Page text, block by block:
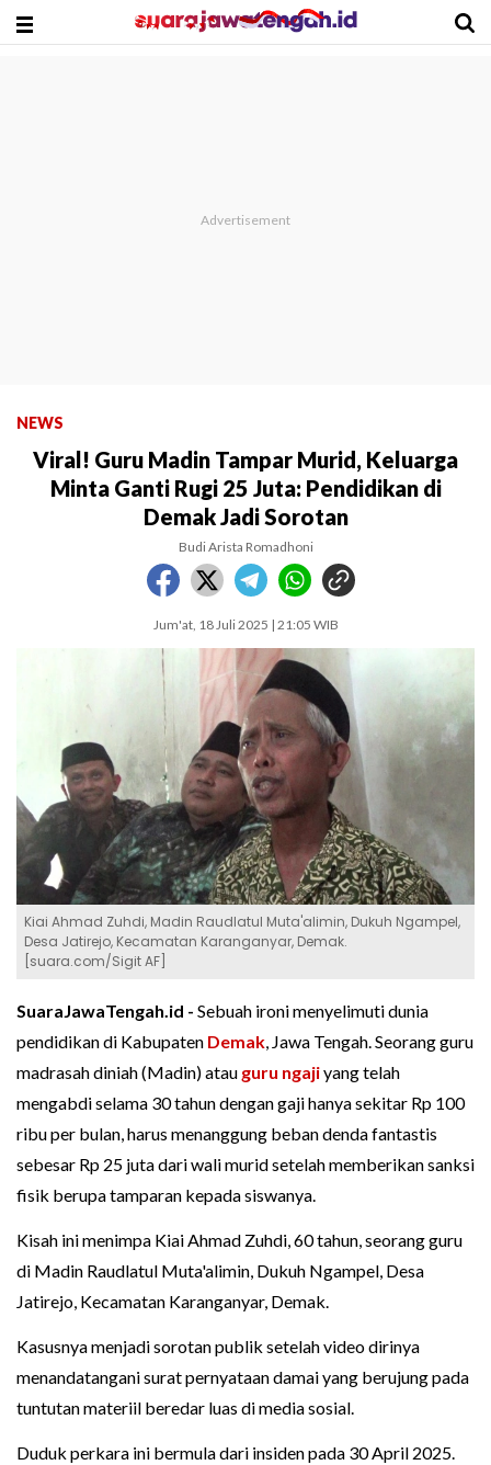
NEWS
Viral! Guru Madin Tampar Murid, Keluarga
Minta Ganti Rugi 25 Juta: Pendidikan di
Demak Jadi Sorotan
Budi Arista Romadhoni
Jum'at, 18 Juli 2025 | 21:05 WIB
Kiai Ahmad Zuhdi, Madin Raudlatul Muta'alimin, Dukuh Ngampel,
Desa Jatirejo, Kecamatan Karanganyar, Demak.
[suara.com/Sigit AF]
SuaraJawaTengah.id - Sebuah ironi menyelimuti dunia
pendidikan di Kabupaten Demak, Jawa Tengah. Seorang guru
madrasah diniah (Madin) atau guru ngajiyang telah
mengabdi selama 30 tahun dengan gaji hanya sekitar Rp 100
ribu per bulan, harus menanggung beban denda fantastis
sebesar Rp 25 juta dari wali murid setelah memberikan sanksi
fisik berupa tamparan kepada siswanya.
Kisah ini menimpa Kiai Ahmad Zuhdi, 60 tahun, seorang guru
di Madin Raudlatul Muta'alimin, Dukuh Ngampel, Desa
Jatirejo, Kecamatan Karanganyar, Demak.
Kasusnya menjadi sorotan publik setelah video dirinya
menandatangani surat pernyataan damai yang berujung pada
tuntutan materiil beredar luas di media sosial.
Duduk perkara ini bermula dari insiden pada 30 April 2025.